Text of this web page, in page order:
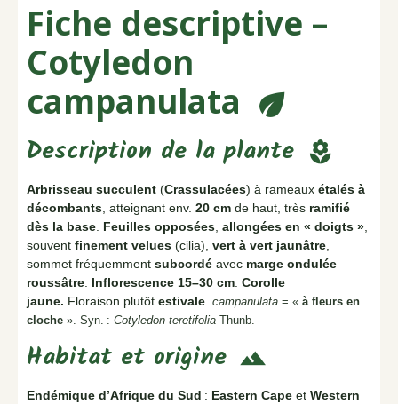
Fiche descriptive –
Cotyledon
campanulata eco
Description de la plante local_florist
Arbrisseau succulent (Crassulacées) à rameaux étalés à
décombants, atteignant env. 20 cm de haut, très ramifié
dès la base. Feuilles opposées, allongées en « doigts »,
souvent finement velues (cilia), vert à vert jaunâtre,
sommet fréquemment subcordé avec marge ondulée
roussâtre. Inflorescence 15–30 cm. Corolle
jaune. Floraison plutôt estivale. campanulata = « à fleurs en
cloche ». Syn. : Cotyledon teretifolia Thunb.
Habitat et origine terrain
Endémique d’Afrique du Sud : Eastern Cape et Western